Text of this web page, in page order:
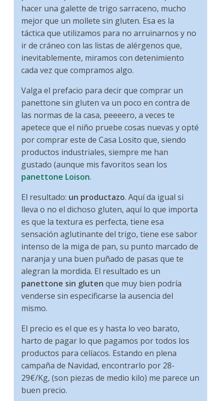
hacer una galette de trigo sarraceno, mucho
mejor que un mollete sin gluten. Esa es la
táctica que utilizamos para no arruinarnos y no
ir de cráneo con las listas de alérgenos que,
inevitablemente, miramos con detenimiento
cada vez que compramos algo.
Valga el prefacio para decir que comprar un
panettone sin gluten va un poco en contra de
las normas de la casa, peeeero, a veces te
apetece que el niño pruebe cosas nuevas y opté
por comprar este de Casa Losito que, siendo
productos industriales, siempre me han
gustado (aunque mis favoritos sean los
panettone Loison.
El resultado: un productazo. Aquí da igual si
lleva o no el dichoso gluten, aquí lo que importa
es que la textura es perfecta, tiene esa
sensación aglutinante del trigo, tiene ese sabor
intenso de la miga de pan, su punto marcado de
naranja y una buen puñado de pasas que te
alegran la mordida. El resultado es un
panettone sin gluten que muy bien podría
venderse sin especificarse la ausencia del
mismo.
El precio es el que es y hasta lo veo barato,
harto de pagar lo que pagamos por todos los
productos para celíacos. Estando en plena
campaña de Navidad, encontrarlo por 28-
29€/Kg, (son piezas de medio kilo) me parece un
buen precio.